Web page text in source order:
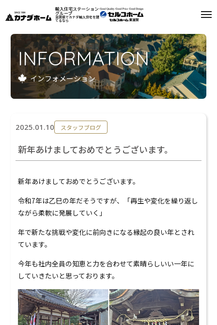
輸入住宅ステーション
グループ
滋賀県でカナダ輸入住宅を建
てるなら
私たちについて
モデルハウス
インフォメーション
会社案内
リフォーム
来場予約
0120-824-406
INFORMATION
インフォメーション
2025.01.10 スタッフブログ
新年あけましておめでとうございます。
新年あけましておめでとうございます。
令和7年は乙巳の年だそうですが、「再生や変化を繰り返し
ながら柔軟に発展していく」
年で新たな挑戦や変化に前向きになる縁起の良い年とされ
ています。
今年も社内全員の知恵と力を合わせて素晴らしいい一年に
していきたいと思っております。